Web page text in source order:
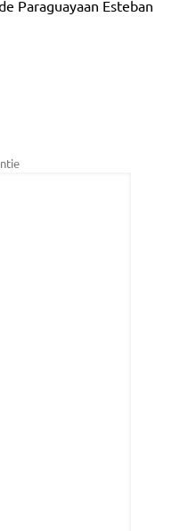
Paraguayaan Esteban